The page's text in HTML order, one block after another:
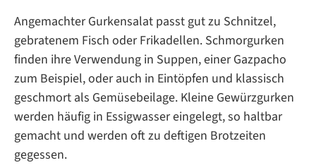
Angemachter Gurkensalat passt gut zu Schnitzel,
gebratenem Fisch oder Frikadellen. Schmorgurken
finden ihre Verwendung in Suppen, einer Gazpacho
zum Beispiel, oder auch in Eintöpfen und klassisch
geschmort als Gemüsebeilage. Kleine Gewürzgurken
werden häufig in Essigwasser eingelegt, so haltbar
gemacht und werden oft zu deftigen Brotzeiten
gegessen.